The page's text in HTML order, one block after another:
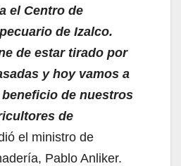
el Centro de
de Izalco.
de estar tirado por
y hoy vamos a
de nuestros
de
el ministro de
Pablo Anliker.